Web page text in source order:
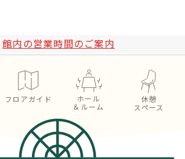
館内の営業時間のご案内
フロアガイド
ホール
＆ルーム
休憩
スペース